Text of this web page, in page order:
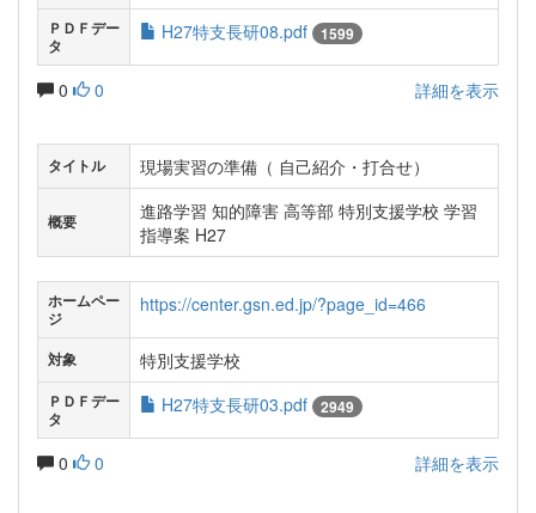
ＰＤＦデー
タ
H27特支長研08.pdf 1599
0 0 詳細を表示
タイトル 現場実習の準備（ 自己紹介・打合せ）
概要
進路学習 知的障害 高等部 特別支援学校 学習
指導案 H27
ホームペー
ジ
https://center.gsn.ed.jp/?page_id=466
対象 特別支援学校
ＰＤＦデー
タ
H27特支長研03.pdf 2949
0 0 詳細を表示